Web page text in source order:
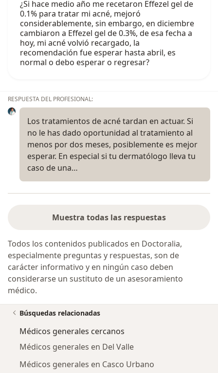
¿Si hace medio año me recetaron Effezel gel de
0.1% para tratar mi acné, mejoró
considerablemente, sin embargo, en diciembre
cambiaron a Effezel gel de 0.3%, de esa fecha a
hoy, mi acné volvió recargado, la
recomendación fue esperar hasta abril, es
normal o debo esperar o regresar?
RESPUESTA DEL PROFESIONAL:
Los tratamientos de acné tardan en actuar. Si
no le has dado oportunidad al tratamiento al
menos por dos meses, posiblemente es mejor
esperar. En especial si tu dermatólogo lleva tu
caso de una…
Muestra todas las respuestas
Todos los contenidos publicados en Doctoralia,
especialmente preguntas y respuestas, son de
carácter informativo y en ningún caso deben
considerarse un sustituto de un asesoramiento
médico.
Búsquedas relacionadas
Médicos generales cercanos
Médicos generales en Del Valle
Médicos generales en Casco Urbano